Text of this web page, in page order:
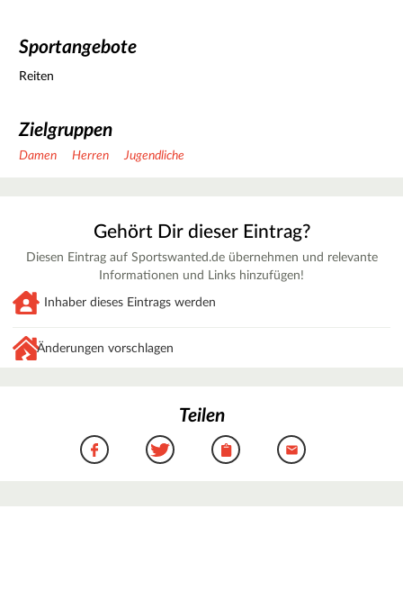
Sportangebote
Reiten
Zielgruppen
Damen Herren Jugendliche
Gehört Dir dieser Eintrag?
Diesen Eintrag auf Sportswanted.de übernehmen und relevante
Informationen und Links hinzufügen!
Inhaber dieses Eintrags werden
Änderungen vorschlagen
Teilen